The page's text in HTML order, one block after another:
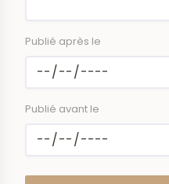
Publié après le
Publié avant le